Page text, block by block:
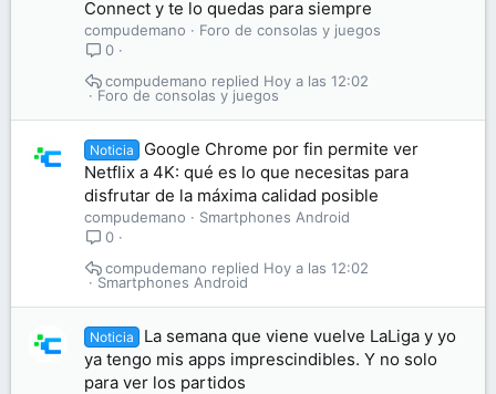
Connect y te lo quedas para siempre
compudemano
Foro de consolas y juegos
0
Foro de consolas y juegos
Hoy a las 12:02
compudemano
Noticia
Google Chrome por fin permite ver
Netflix a 4K: qué es lo que necesitas para
disfrutar de la máxima calidad posible
compudemano
Smartphones Android
0
Smartphones Android
Hoy a las 12:02
compudemano
Noticia
La semana que viene vuelve LaLiga y yo
ya tengo mis apps imprescindibles. Y no solo
para ver los partidos